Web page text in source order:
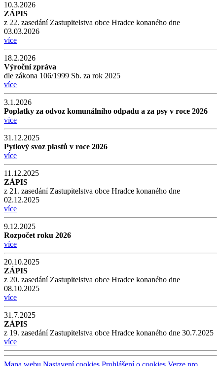
10.3.2026
ZÁPIS
z 22. zasedání Zastupitelstva obce Hradce konaného dne
03.03.2026
více
18.2.2026
Výroční zpráva
dle zákona 106/1999 Sb. za rok 2025
více
3.1.2026
Poplatky za odvoz komunálního odpadu a za psy v roce 2026
více
31.12.2025
Pytlový svoz plastů v roce 2026
více
11.12.2025
ZÁPIS
z 21. zasedání Zastupitelstva obce Hradce konaného dne
02.12.2025
více
9.12.2025
Rozpočet roku 2026
více
20.10.2025
ZÁPIS
z 20. zasedání Zastupitelstva obce Hradce konaného dne
08.10.2025
více
31.7.2025
ZÁPIS
z 19. zasedání Zastupitelstva obce Hradce konaného dne 30.7.2025
více